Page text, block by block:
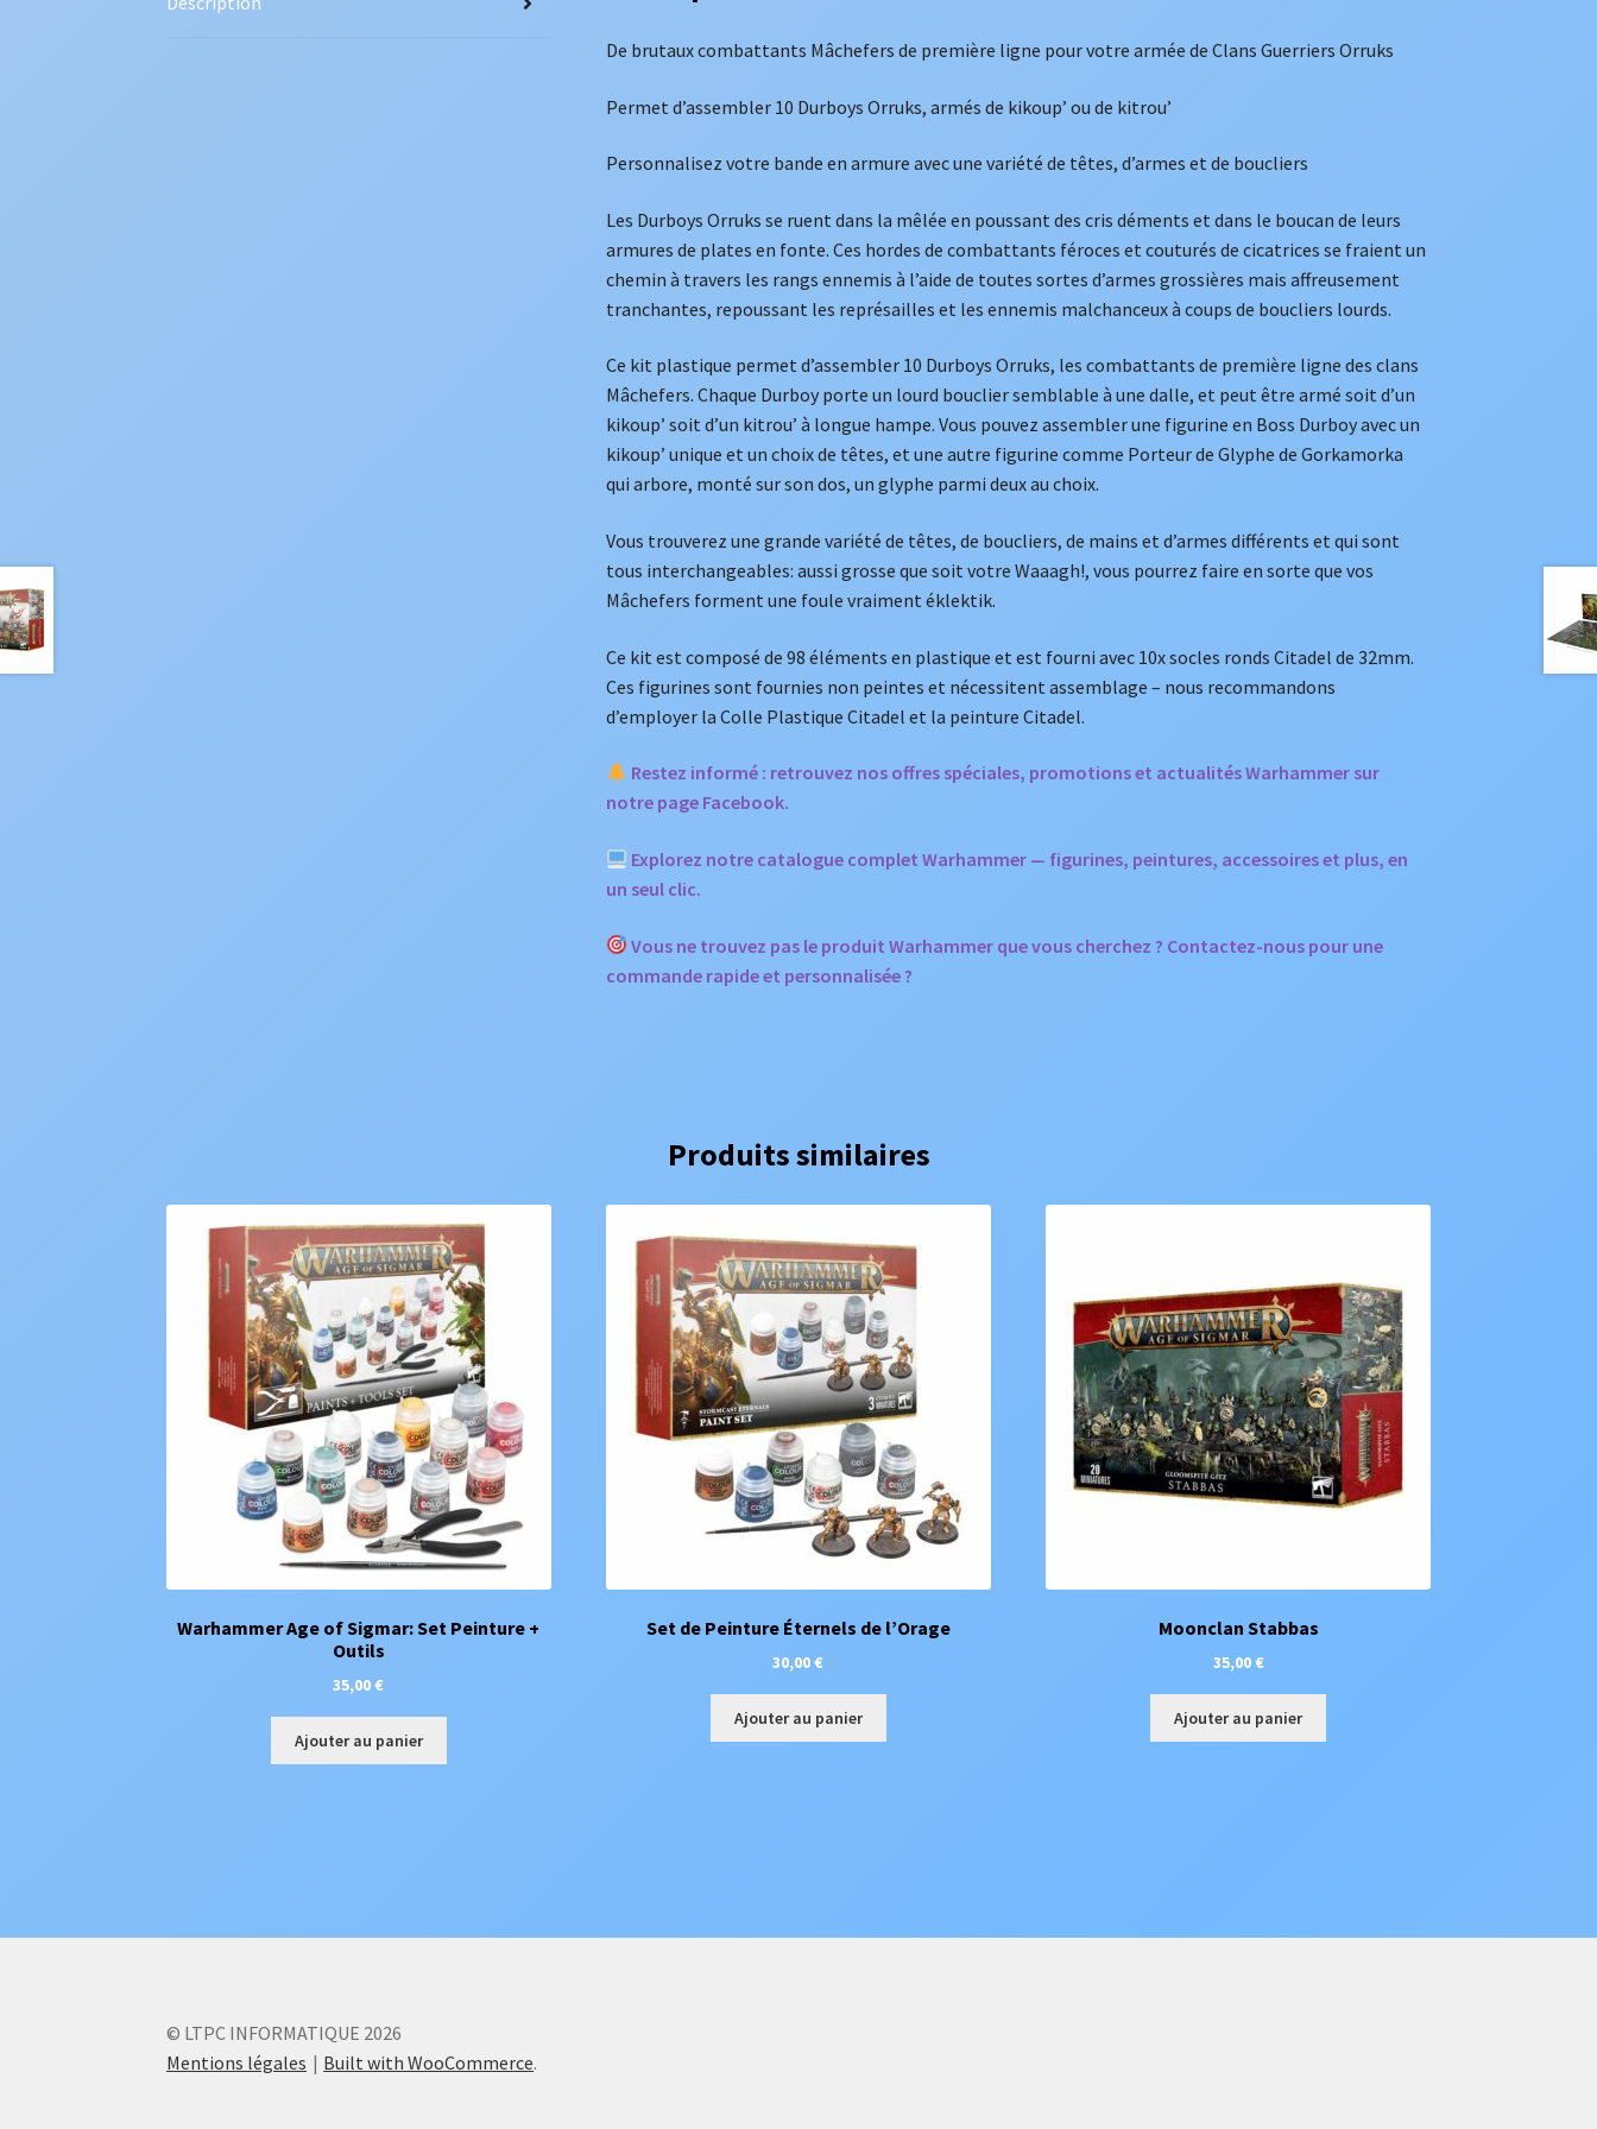
De brutaux combattants Mâchefers de première ligne pour votre armée de Clans Guerriers Orruks
Permet d’assembler 10 Durboys Orruks, armés de kikoup’ ou de kitrou’
Personnalisez votre bande en armure avec une variété de têtes, d’armes et de boucliers
Les Durboys Orruks se ruent dans la mêlée en poussant des cris déments et dans le boucan de leurs
armures de plates en fonte. Ces hordes de combattants féroces et couturés de cicatrices se fraient un
chemin à travers les rangs ennemis à l’aide de toutes sortes d’armes grossières mais affreusement
tranchantes, repoussant les représailles et les ennemis malchanceux à coups de boucliers lourds.
Ce kit plastique permet d’assembler 10 Durboys Orruks, les combattants de première ligne des clans
Mâchefers. Chaque Durboy porte un lourd bouclier semblable à une dalle, et peut être armé soit d’un
kikoup’ soit d’un kitrou’ à longue hampe. Vous pouvez assembler une figurine en Boss Durboy avec un
kikoup’ unique et un choix de têtes, et une autre figurine comme Porteur de Glyphe de Gorkamorka
qui arbore, monté sur son dos, un glyphe parmi deux au choix.
Vous trouverez une grande variété de têtes, de boucliers, de mains et d’armes différents et qui sont
tous interchangeables: aussi grosse que soit votre Waaagh!, vous pourrez faire en sorte que vos
Mâchefers forment une foule vraiment éklektik.
Ce kit est composé de 98 éléments en plastique et est fourni avec 10x socles ronds Citadel de 32mm.
Ces figurines sont fournies non peintes et nécessitent assemblage – nous recommandons
d’employer la Colle Plastique Citadel et la peinture Citadel.
Restez informé : retrouvez nos offres spéciales, promotions et actualités Warhammer sur
notre page Facebook.
Explorez notre catalogue complet Warhammer — figurines, peintures, accessoires et plus, en
un seul clic.
Vous ne trouvez pas le produit Warhammer que vous cherchez ? Contactez-nous pour une
commande rapide et personnalisée ?
Produits similaires
Warhammer Age of Sigmar: Set Peinture +
Outils
35,00€
Ajouter au panier
Set de Peinture Éternels de l’Orage
30,00€
Ajouter au panier
Moonclan Stabbas
35,00€
Ajouter au panier
© LTPC INFORMATIQUE 2026
Mentions légales
Built with WooCommerce.